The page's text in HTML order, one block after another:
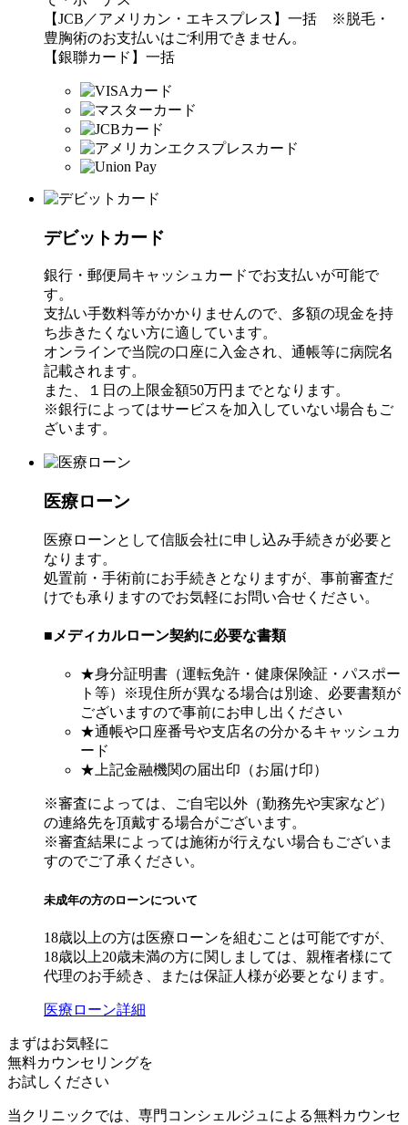
【JCB／アメリカン・エキスプレス】一括 ※脱毛・
豊胸術のお支払いはご利用できません。
【銀聯カード】一括
デビットカード
銀行・郵便局キャッシュカードでお支払いが可能で
す。
支払い手数料等がかかりませんので、多額の現金を持
ち歩きたくない方に適しています。
オンラインで当院の口座に入金され、通帳等に病院名
記載されます。
また、１日の上限金額50万円までとなります。
※銀行によってはサービスを加入していない場合もご
ざいます。
医療ローン
医療ローンとして信販会社に申し込み手続きが必要と
なります。
処置前・手術前にお手続きとなりますが、事前審査だ
けでも承りますのでお気軽にお問い合せください。
■メディカルローン契約に必要な書類
★身分証明書（運転免許・健康保険証・パスポー
ト等）※現住所が異なる場合は別途、必要書類が
ございますので事前にお申し出ください
★通帳や口座番号や支店名の分かるキャッシュカ
ード
★上記金融機関の届出印（お届け印）
※審査によっては、ご自宅以外（勤務先や実家など）
の連絡先を頂戴する場合がございます。
※審査結果によっては施術が行えない場合もございま
すのでご了承ください。
未成年の方のローンについて
18歳以上の方は医療ローンを組むことは可能ですが、
18歳以上20歳未満の方に関しましては、親権者様にて
代理のお手続き、または保証人様が必要となります。
医療ローン詳細
まずはお気軽に
無料カウンセリングを
お試しください
当クリニックでは、専門コンシェルジュによる無料カウンセ